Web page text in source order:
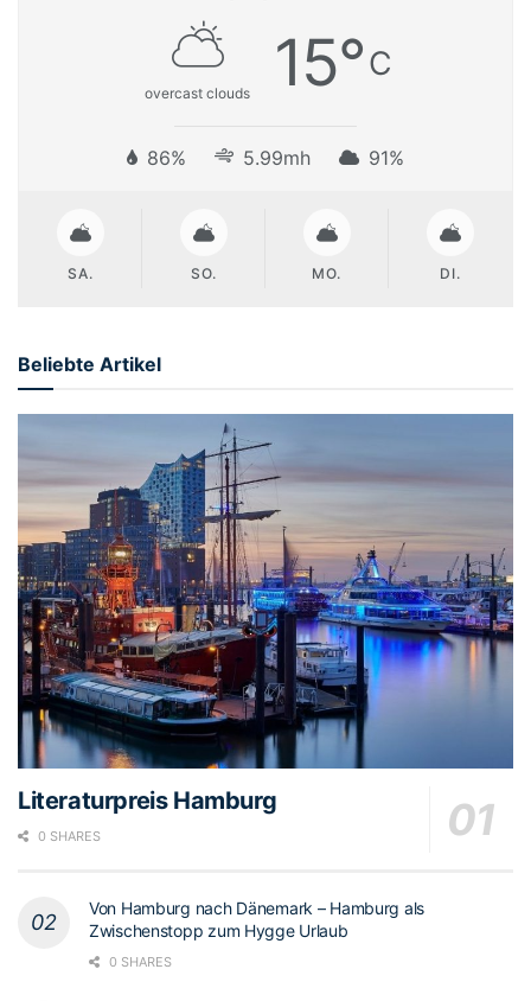
overcast clouds 15°C
86% 5.99mh 91%
SA. SO. MO. DI.
Beliebte Artikel
Literaturpreis Hamburg
0 SHARES
Von Hamburg nach Dänemark – Hamburg als
Zwischenstopp zum Hygge Urlaub
0 SHARES